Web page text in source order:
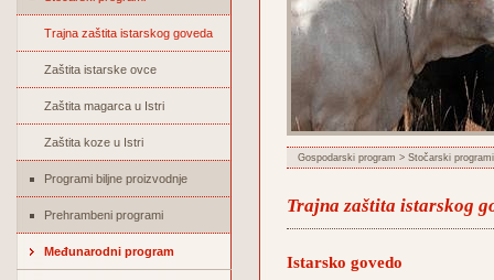
Trajna zaštita istarskog goveda
Zaštita istarske ovce
Zaštita magarca u Istri
Zaštita koze u Istri
Programi biljne proizvodnje
Prehrambeni programi
Međunarodni program
Gospodarski program > Stočarski programi
Trajna zaštita istarskog
Istarsko govedo